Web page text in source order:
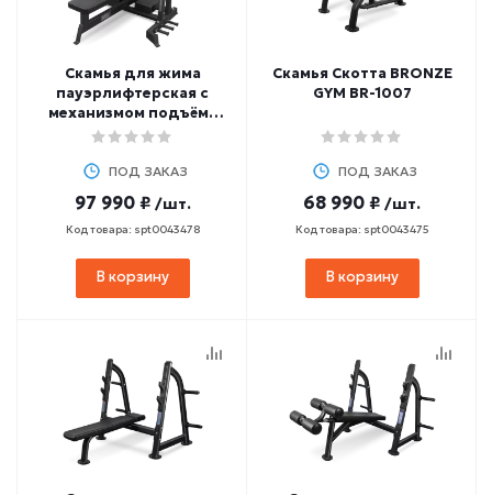
Скамья для жима
пауэрлифтерская с
механизмом подъёма
штанги BRONZE GYM AL-
ПОД ЗАКАЗ
97 990 ₽ /шт.
Код товара: spt0043478
В корзину
Скамья Скотта BRONZE
GYM BR-1007
ПОД ЗАКАЗ
68 990 ₽ /шт.
Код товара: spt0043475
В корзину